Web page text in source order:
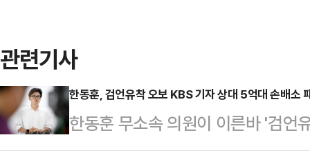
관련기사
한동훈, 검언유착 오보 KBS 기자 상대 5억대 손배소
한동훈 무소속 의원이 이른바 '검언
로 5억원의 손해배상을 청구했으